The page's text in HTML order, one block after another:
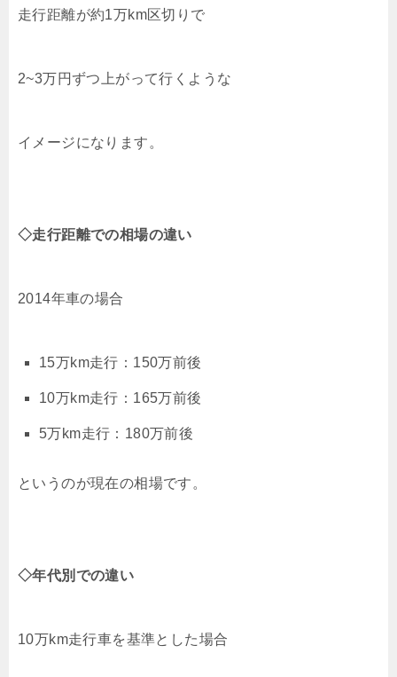
走行距離が約1万km区切りで
2~3万円ずつ上がって行くような
イメージになります。
◇走行距離での相場の違い
2014年車の場合
15万km走行：150万前後
10万km走行：165万前後
5万km走行：180万前後
というのが現在の相場です。
◇年代別での違い
10万km走行車を基準とした場合